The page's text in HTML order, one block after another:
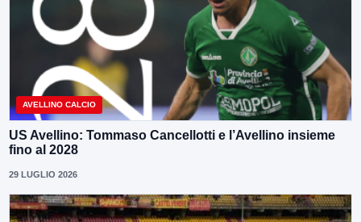
AVELLINO CALCIO
US Avellino: Tommaso Cancellotti e l’Avellino insieme
fino al 2028
29 LUGLIO 2026